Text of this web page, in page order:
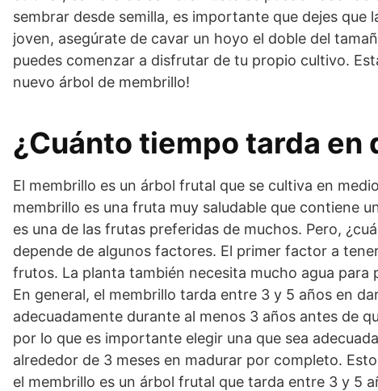
sembrar desde semilla, es importante que dejes que
joven, asegúrate de cavar un hoyo el doble del
puedes comenzar a disfrutar de tu propio cultivo.
nuevo árbol de membrillo!
¿Cuánto tiempo tarda
El membrillo es un árbol frutal que se cultiva en
membrillo es una fruta muy saludable que contiene
es una de las frutas preferidas de muchos. Pero,
depende de algunos factores. El primer factor a
frutos. La planta también necesita mucho agua
En general, el membrillo tarda entre 3 y 5 años en
adecuadamente durante al menos 3 años antes de
por lo que es importante elegir una que sea
alrededor de 3 meses en madurar por completo.
el membrillo es un árbol frutal que tarda entre 3 y 5